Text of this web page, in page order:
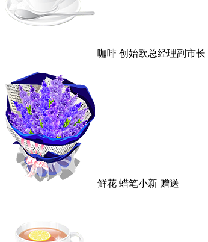
咖啡 创始欧总经理副市长
鲜花 蜡笔小新 赠送